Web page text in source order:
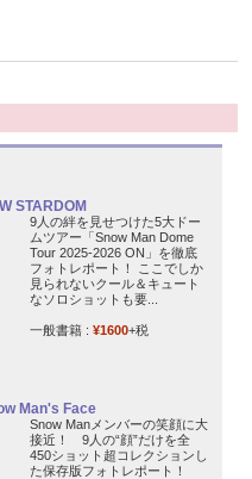
STARDOM
9人の絆を見せつけた5大ドー
ムツアー「Snow Man Dome
Tour 2025-2026 ON」を徹底
フォトレポート！ ここでしか
見られないクール＆キュート
なソロショットも要...
一般書籍 : ¥1600+税
Man's Face
Snow Manメンバーの笑顔に大
接近！ 9人の“顔”だけを全
450ショット超コレクションし
た保存版フォトレポート！